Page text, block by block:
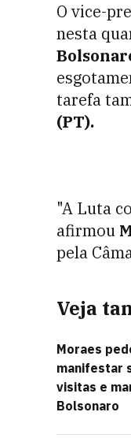
O vice-
nesta
tarefa
(PT).
"A Luta
afirmou
pela
Veja
Moraes
manifestar
visitas e
Bolsonaro